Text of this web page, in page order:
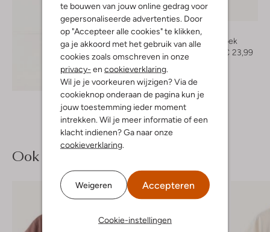
te bouwen van jouw online gedrag voor
gepersonaliseerde advertenties. Door
op "Accepteer alle cookies" te klikken,
ga je akkoord met het gebruik van alle
cookies zoals omschreven in onze
privacy- en cookieverklaring.
Wil je je voorkeuren wijzigen? Via de
cookieknop onderaan de pagina kun je
jouw toestemming ieder moment
intrekken. Wil je meer informatie of een
klacht indienen? Ga naar onze
cookieverklaring.
Weigeren Accepteren
Cookie-instellingen
Ontdek de look
-20%
Z8
Korte broek
€ 23,99
Ook iets voor jou?